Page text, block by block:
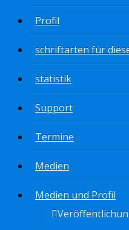
Profil
schriftarten für
statistik
Support
Termine
Medien
Medien und Profil